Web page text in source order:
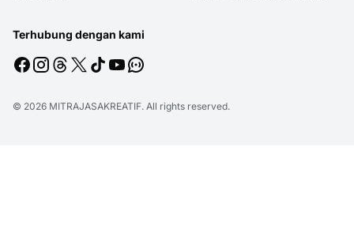
Terhubung dengan kami
© 2026 MITRAJASAKREATIF. All rights reserved.